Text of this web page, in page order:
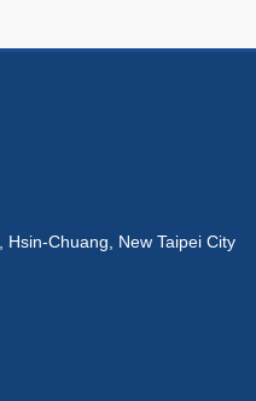
Chuang, New Taipei City